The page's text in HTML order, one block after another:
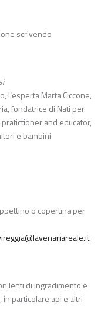
scrivendo
l’esperta Marta Ciccone,
fondatrice di Nati per
and educator,
e bambini
o copertina per
.
lenti di ingradimento e
particolare api e altri